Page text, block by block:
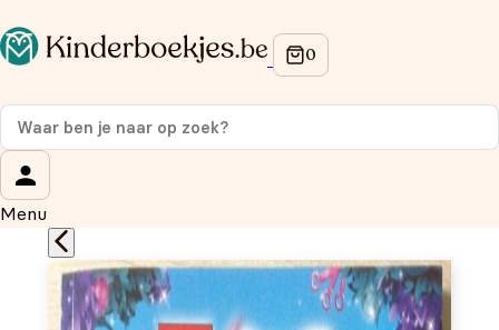
Menu
Op de hoogte blijven van onze acties?
Meld je aan voor onze nieuwsbrief en ontvang
korting
Wat is je voornaam?
Wat is je e-mailadres?*